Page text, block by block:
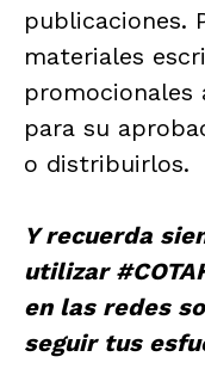
publicaciones.
materiales
promocionales
para su
o distribuirlos.
Y recuerda
utilizar
en las redes
seguir tus